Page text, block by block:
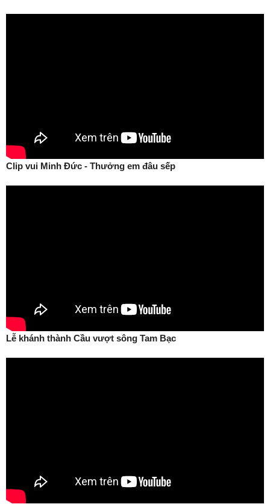
Clip vui Minh Đức - Thưởng em đâu sếp
Lễ khánh thành Cầu vượt sông Tam Bạc